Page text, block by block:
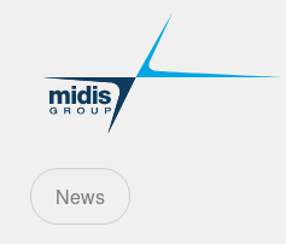
Go to Market
News